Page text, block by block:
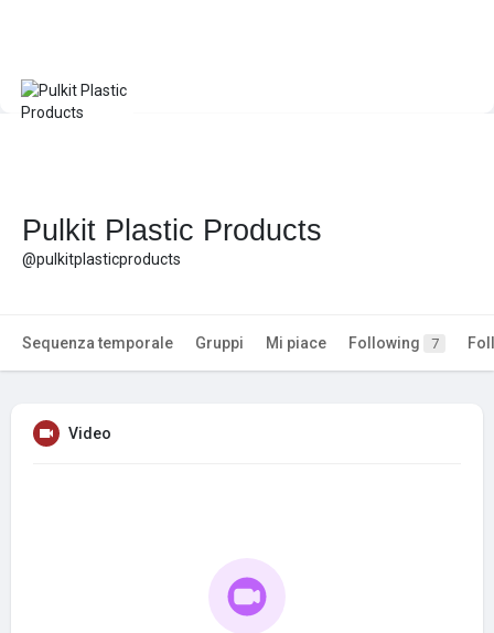
Pulkit Plastic Products
@pulkitplasticproducts
Sequenza temporale Gruppi Mi piace Following 7
Video